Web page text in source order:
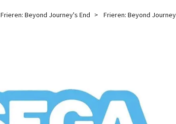
Frieren: Beyond Journey's End Frieren: Beyond